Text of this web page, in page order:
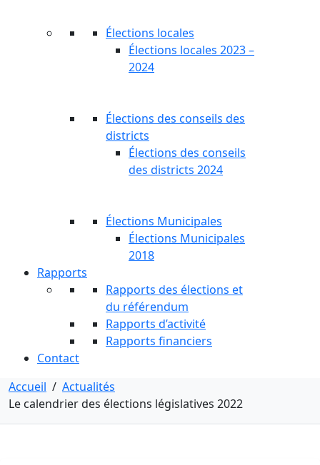
Élections locales
Élections locales 2023 –
2024
Élections des conseils des
districts
Élections des conseils
des districts 2024
Élections Municipales
Élections Municipales
2018
Rapports
Rapports des élections et
du référendum
Rapports d’activité
Rapports financiers
Contact
Accueil / Actualités
Le calendrier des élections législatives 2022